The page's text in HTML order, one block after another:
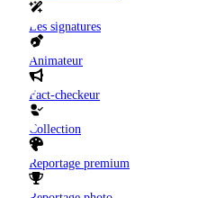
Les signatures
Animateur
Fact-checkeur
Collection
Reportage premium